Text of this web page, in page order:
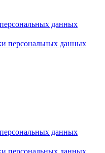
данных
персональных данных
данных